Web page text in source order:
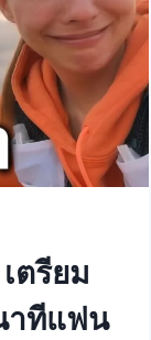
ตรียม
าทีแฟน